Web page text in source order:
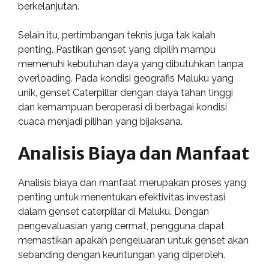
berkelanjutan.
Selain itu, pertimbangan teknis juga tak kalah
penting. Pastikan genset yang dipilih mampu
memenuhi kebutuhan daya yang dibutuhkan tanpa
overloading. Pada kondisi geografis Maluku yang
unik, genset Caterpillar dengan daya tahan tinggi
dan kemampuan beroperasi di berbagai kondisi
cuaca menjadi pilihan yang bijaksana.
Analisis Biaya dan Manfaat
Analisis biaya dan manfaat merupakan proses yang
penting untuk menentukan efektivitas investasi
dalam genset caterpillar di Maluku. Dengan
pengevaluasian yang cermat, pengguna dapat
memastikan apakah pengeluaran untuk genset akan
sebanding dengan keuntungan yang diperoleh.